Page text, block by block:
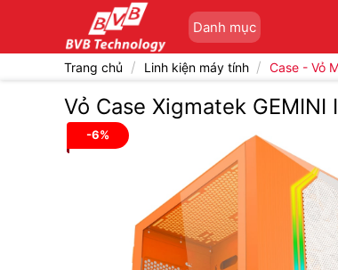
Danh mục
Trang chủ / Linh kiện máy tính / Case - Vỏ
Vỏ Case Xigmatek GEMINI
-6%